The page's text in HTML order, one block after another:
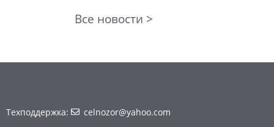
Все новости >
Техподдержка: celnozor@yahoo.com